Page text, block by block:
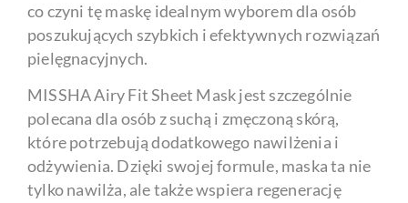
co czyni tę maskę idealnym wyborem dla osób
poszukujących szybkich i efektywnych rozwiązań
pielęgnacyjnych.
MISSHA Airy Fit Sheet Mask jest szczególnie
polecana dla osób z suchą i zmęczoną skórą,
które potrzebują dodatkowego nawilżenia i
odżywienia. Dzięki swojej formule, maska ta nie
tylko nawilża, ale także wspiera regenerację